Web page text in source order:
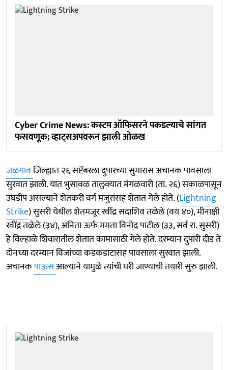
Cyber Crime News: कस्टम ऑफिसरने पकडल्याचे सांगत
फसवणूक; व्हाट्सअपवरून झाली ओळख
जळगावजिल्ह्यात २६ सप्टेंबरला दुपारच्या सुमारास अचानक पावसाला
सुरवात झाली. यात भुसावळ तालुक्यात मंगळवारी (ता. २६) सकाळपासून
उघडीप असल्याने शेतकरी वर्ग मजुरांसह शेतात गेले होते. (Lightning
Strike) सुसरी येथील शेतमजूर रवींद्र सदाशिव तळेले (वय ४०), मीनाक्षी
रवींद्र तळेले (३४), अनिता ऊर्फ ममता विनोद पाटील (३३, सर्व रा. सुसरी)
हे विल्हाळे शिवारातील शेतात कामासाठी गेले होते. दरम्यान दुपारी दीड ते
दोनच्या दरम्यान विजांच्या कडकडाटासह पावसाला सुरवात झाली.
अचानकपाऊसआल्याने यामुळे त्यांची घरी जाण्याची तयारी सुरु झाली.